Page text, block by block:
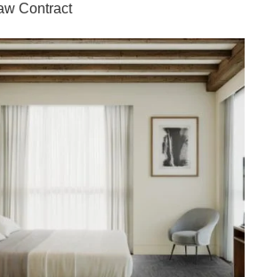
Contract